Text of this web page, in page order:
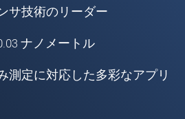
サ技術のリーダー
ナノメートル
測定に対応した多彩なアプリ